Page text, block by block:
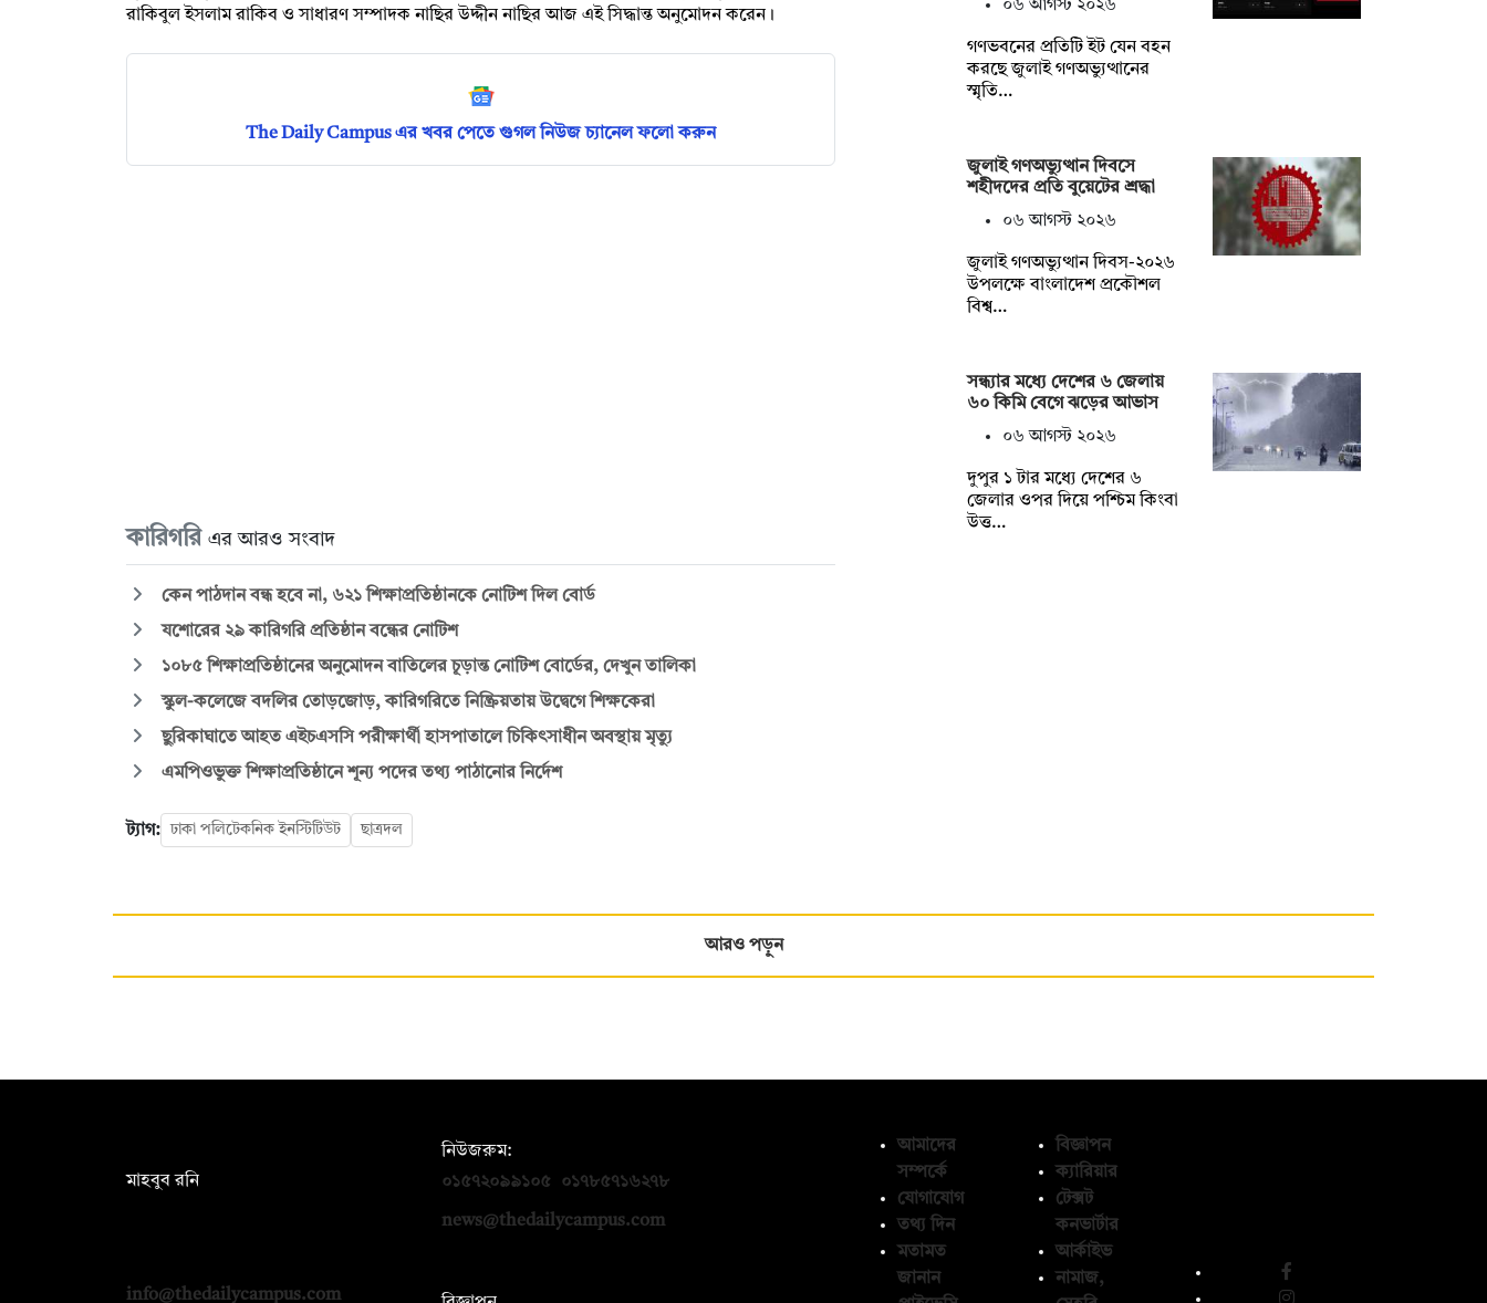
রাকিবুল ইসলাম রাকিব ও সাধারণ সম্পাদক নাছির উদ্দীন নাছির আজ এই সিদ্ধান্ত অনুমোদন করেন।
The Daily Campus এর খবর পেতে গুগল নিউজ চ্যানেল ফলো করুন
কারিগরি এর আরও সংবাদ
কেন পাঠদান বন্ধ হবে না, ৬২১ শিক্ষাপ্রতিষ্ঠানকে নোটিশ দিল বোর্ড
যশোরের ২৯ কারিগরি প্রতিষ্ঠান বন্ধের নোটিশ
১০৮৫ শিক্ষাপ্রতিষ্ঠানের অনুমোদন বাতিলের চূড়ান্ত নোটিশ বোর্ডের, দেখুন তালিকা
স্কুল-কলেজে বদলির তোড়জোড়, কারিগরিতে নিষ্ক্রিয়তায় উদ্বেগে শিক্ষকেরা
ছুরিকাঘাতে আহত এইচএসসি পরীক্ষার্থী হাসপাতালে চিকিৎসাধীন অবস্থায় মৃত্যু
এমপিওভুক্ত শিক্ষাপ্রতিষ্ঠানে শূন্য পদের তথ্য পাঠানোর নির্দেশ
ট্যাগ: ঢাকা পলিটেকনিক ইনস্টিটিউট ছাত্রদল
০৬ আগস্ট ২০২৬
গণভবনের প্রতিটি ইট যেন বহন
করছে জুলাই গণঅভ্যুত্থানের
স্মৃতি…
জুলাই গণঅভ্যুত্থান দিবসে
শহীদদের প্রতি বুয়েটের শ্রদ্ধা
০৬ আগস্ট ২০২৬
জুলাই গণঅভ্যুত্থান দিবস-২০২৬
উপলক্ষে বাংলাদেশ প্রকৌশল
বিশ্ব…
সন্ধ্যার মধ্যে দেশের ৬ জেলায়
৬০ কিমি বেগে ঝড়ের আভাস
০৬ আগস্ট ২০২৬
দুপুর ১ টার মধ্যে দেশের ৬
জেলার ওপর দিয়ে পশ্চিম কিংবা
উত্ত…
আরও পড়ুন
মাহবুব রনি
info@thedailycampus.com
নিউজরুম:
০১৫৭২০৯৯১০৫
০১৭৮৫৭১৬২৭৮
news@thedailycampus.com
আমাদের
সম্পর্কে
যোগাযোগ
তথ্য দিন
মতামত
জানান
বিজ্ঞাপন
ক্যারিয়ার
টেক্সট
কনভার্টার
আর্কাইভ
নামাজ,